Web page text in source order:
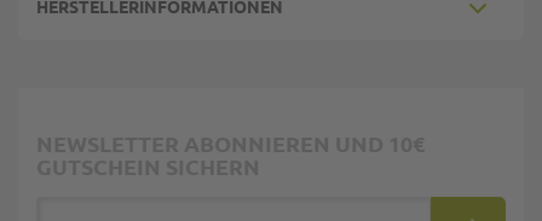
HERSTELLERINFORMATIONEN